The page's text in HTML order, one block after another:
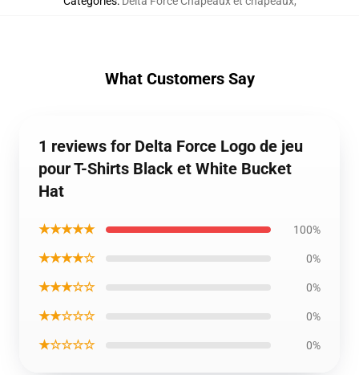
What Customers Say
1 reviews for Delta Force Logo de jeu
pour T-Shirts Black et White Bucket
Hat
★★★★★ 100%
★★★★☆ 0%
★★★☆☆ 0%
★★☆☆☆ 0%
★☆☆☆☆ 0%